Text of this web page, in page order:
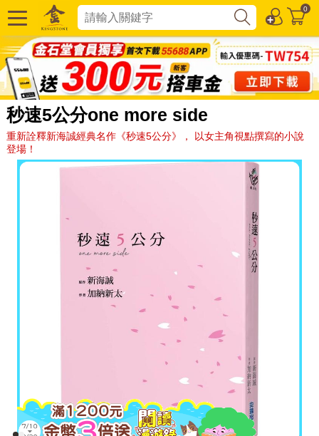
0
秒速5公分one more side
重新詮釋新海誠經典名作《秒速5公分》， 以女主角視點撰寫的小說
登場！